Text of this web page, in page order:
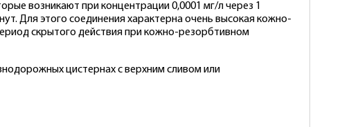
возникают при концентрации 0,0001 мг/л через 1
Для этого соединения характерна очень высокая кожно-
скрытого действия при кожно-резорбтивном
цистернах с верхним сливом или